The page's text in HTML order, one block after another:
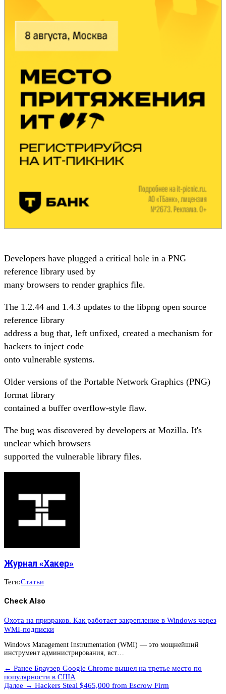
Developers have plugged a critical hole in a PNG
reference library used by
many browsers to render graphics file.
The 1.2.44 and 1.4.3 updates to the libpng open source
reference library
address a bug that, left unfixed, created a mechanism for
hackers to inject code
onto vulnerable systems.
Older versions of the Portable Network Graphics (PNG)
format library
contained a buffer overflow-style flaw.
The bug was discovered by developers at Mozilla. It's
unclear which browsers
supported the vulnerable library files.
Журнал «Хакер»
Теги:Статьи
Check Also
Охота на призраков. Как работает закрепление в Windows через
WMI-подписки
Windows Management Instrumentation (WMI) — это мощнейший
инструмент администрирования, вст…
← Ранее Браузер Google Chrome вышел на третье место по
популярности в США
Далее → Hackers Steal $465,000 from Escrow Firm